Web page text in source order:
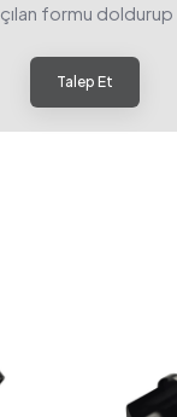
formu
Talep Et